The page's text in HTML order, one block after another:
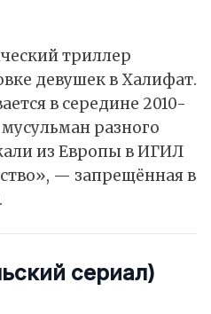
триллер
девушек в Халифат.
в середине 2010-
разного
из Европы в ИГИЛ
— запрещённая в
сериал)